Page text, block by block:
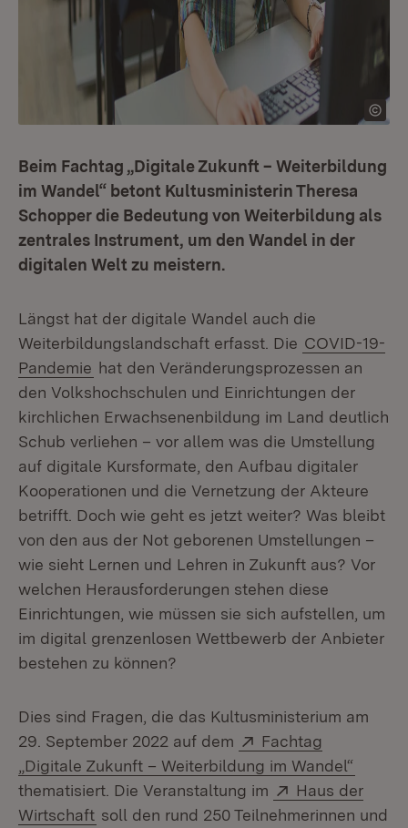
Beim Fachtag „Digitale Zukunft – Weiterbildung
im Wandel“ betont Kultusministerin Theresa
Schopper die Bedeutung von Weiterbildung als
zentrales Instrument, um den Wandel in der
digitalen Welt zu meistern.
Längst hat der digitale Wandel auch die
Weiterbildungslandschaft erfasst. Die COVID-19-
Pandemie hat den Veränderungsprozessen an
den Volkshochschulen und Einrichtungen der
kirchlichen Erwachsenenbildung im Land deutlich
Schub verliehen – vor allem was die Umstellung
auf digitale Kursformate, den Aufbau digitaler
Kooperationen und die Vernetzung der Akteure
betrifft. Doch wie geht es jetzt weiter? Was bleibt
von den aus der Not geborenen Umstellungen –
wie sieht Lernen und Lehren in Zukunft aus? Vor
welchen Herausforderungen stehen diese
Einrichtungen, wie müssen sie sich aufstellen, um
im digital grenzenlosen Wettbewerb der Anbieter
bestehen zu können?
Dies sind Fragen, die das Kultusministerium am
29. September 2022 auf dem
Extern:
Fachtag
„Digitale Zukunft – Weiterbildung im Wandel“
thematisiert. Die Veranstaltung im
Extern:
Haus der
Wirtschaft (Öffnet in neuem Fenster)
soll den rund 250 Teilnehmerinnen und